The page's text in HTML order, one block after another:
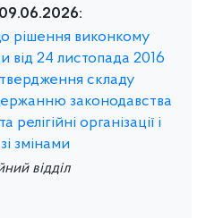
рішення виконкому
від 24 листопада 2016
складу
законодавства
організації і
змінами
відділ